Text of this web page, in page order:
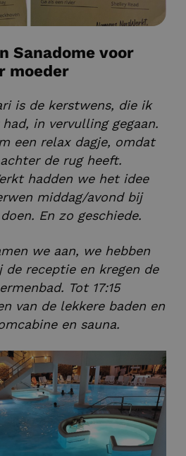
Sanadome voor
moeder
is de kerstwens, die ik
in vervulling gegaan.
een relax dagje, omdat
de rug heeft.
hadden we het idee
middag/avond bij
En zo geschiede.
we aan, we hebben
de receptie en kregen de
Tot 17:15
van de lekkere baden en
en sauna.